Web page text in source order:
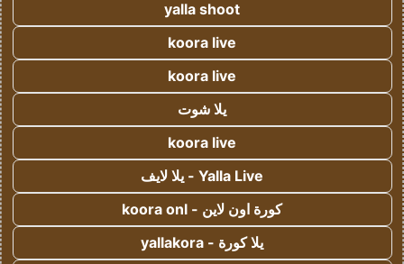
yalla shoot
koora live
koora live
يلا شوت
koora live
Yalla Live - يلا لايف
كورة اون لاين - koora onl
يلا كورة - yallakora